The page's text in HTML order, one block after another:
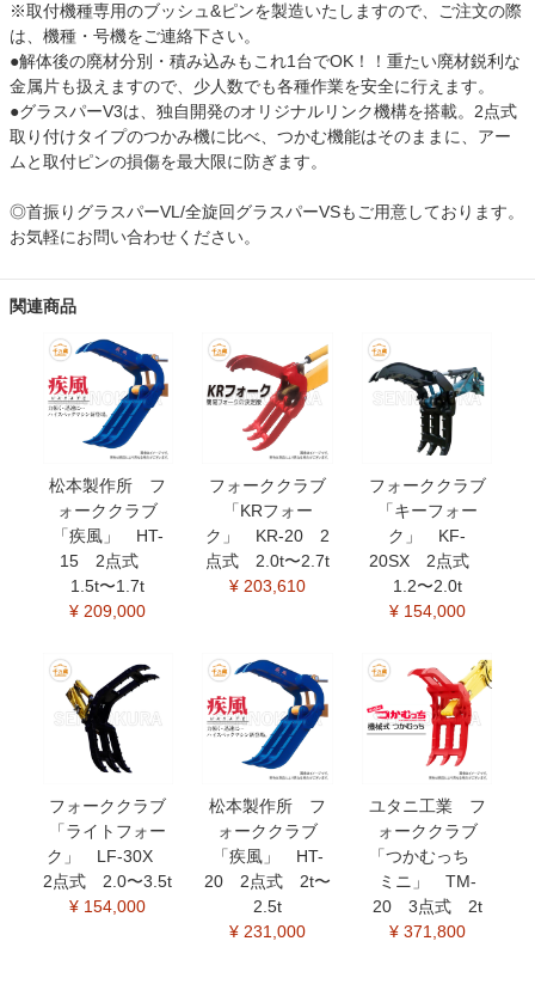
※取付機種専用のブッシュ&ピンを製造いたしますので、ご注文の際
は、機種・号機をご連絡下さい。
●解体後の廃材分別・積み込みもこれ1台でOK！！重たい廃材鋭利な
金属片も扱えますので、少人数でも各種作業を安全に行えます。
●グラスパーV3は、独自開発のオリジナルリンク機構を搭載。2点式
取り付けタイプのつかみ機に比べ、つかむ機能はそのままに、アー
ムと取付ピンの損傷を最大限に防ぎます。
◎首振りグラスパーVL/全旋回グラスパーVSもご用意しております。
お気軽にお問い合わせください。
関連商品
松本製作所 フ
ォーククラブ
「疾風」 HT-
15 2点式
1.5t〜1.7t
¥ 209,000
フォーククラブ
「KRフォー
ク」 KR-20 2
点式 2.0t〜2.7t
¥ 203,610
フォーククラブ
「キーフォー
ク」 KF-
20SX 2点式
1.2〜2.0t
¥ 154,000
フォーククラブ
「ライトフォー
ク」 LF-30X
2点式 2.0〜3.5t
¥ 154,000
松本製作所 フ
ォーククラブ
「疾風」 HT-
20 2点式 2t〜
2.5t
¥ 231,000
ユタニ工業 フ
ォーククラブ
「つかむっち
ミニ」 TM-
20 3点式 2t
¥ 371,800